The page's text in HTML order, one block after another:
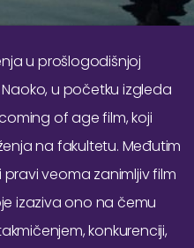
u prošlogodišnjoj
u početku izgleda
of age film, koji
na fakultetu. Međutim
pravi veoma zanimljiv film
izaziva ono na čemu
konkurenciji,